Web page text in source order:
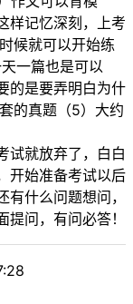
样记忆深刻，上考
候就可以开始练
一篇也是可以
的是要弄明白为什
的真题（5）大约
试就放弃了，白白
开始准备考试以后
什么问题想问，
问，有问必答！